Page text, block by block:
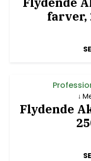
farver,
Flydende